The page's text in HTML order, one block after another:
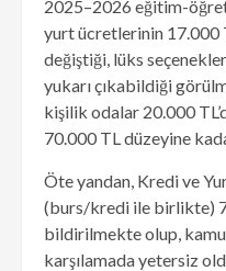
2025–2026 eğitim-
yurt ücretlerinin 17.000
değiştiği, lüks
yukarı çıkabildiği
kişilik odalar 20.000
70.000 TL düzeyine
Öte yandan, Kredi ve
(burs/kredi ile birlikte)
bildirilmekte olup,
karşılamada yetersiz